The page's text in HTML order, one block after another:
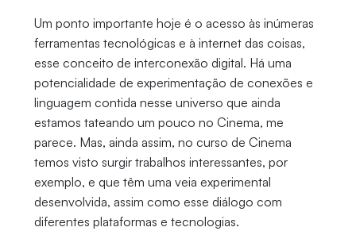
Um ponto importante hoje é o acesso às inúmeras
ferramentas tecnológicas e à internet das coisas,
esse conceito de interconexão digital. Há uma
potencialidade de experimentação de conexões e
linguagem contida nesse universo que ainda
estamos tateando um pouco no Cinema, me
parece. Mas, ainda assim, no curso de Cinema
temos visto surgir trabalhos interessantes, por
exemplo, e que têm uma veia experimental
desenvolvida, assim como esse diálogo com
diferentes plataformas e tecnologias.